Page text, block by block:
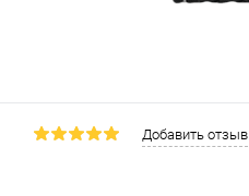
Добавить отзыв